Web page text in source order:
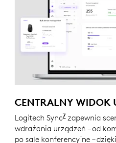
CENTRALNY WIDOK
Logitech Sync7 Wymaga
zapewnia
wdrażania urządzeń – od
po sale konferencyjne –